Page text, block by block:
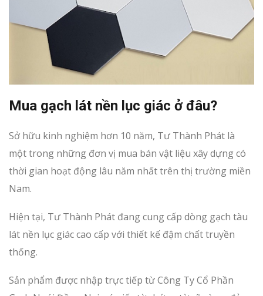
Mua gạch lát nền lục giác ở đâu?
Sở hữu kinh nghiệm hơn 10 năm, Tư Thành Phát là
một trong những đơn vị mua bán vật liệu xây dựng có
thời gian hoạt động lâu năm nhất trên thị trường miền
Nam.
Hiện tại, Tư Thành Phát đang cung cấp dòng gạch tàu
lát nền lục giác cao cấp với thiết kế đậm chất truyền
thống.
Sản phẩm được nhập trực tiếp từ Công Ty Cổ Phần